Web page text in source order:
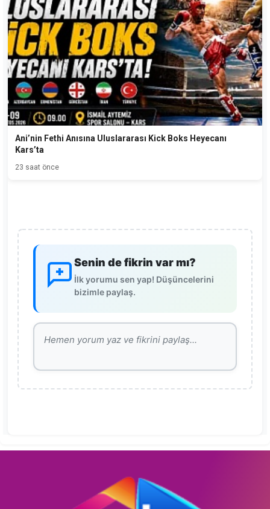
Ani’nin Fethi Anısına Uluslararası Kick Boks Heyecanı
Kars’ta
23 saat önce
Senin de fikrin var mı?
İlk yorumu sen yap! Düşüncelerini
bizimle paylaş.